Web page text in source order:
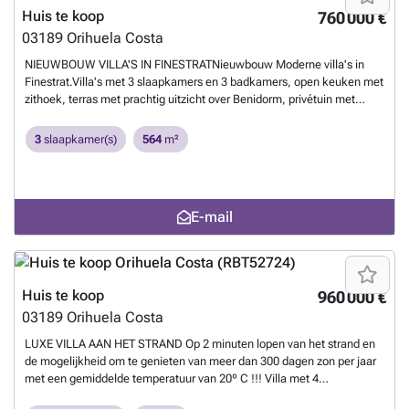
760 000 €
Huis te koop
03189 Orihuela Costa
NIEUWBOUW VILLA'S IN FINESTRATNieuwbouw Moderne villa's in
Finestrat.Villa's met 3 slaapkamers en 3 badkamers, open keuken met
zithoek, terras met prachtig uitzicht over Benidorm, privétuin met
beloopbare ruimte met binnen- en buitenpaden die onafhankelijke
toegang bieden tot elke verdieping. Dit ontwerp biedt verschillende
hoofdingang van de villa ligt aan de onderkant van het perceel, met
voldoende parkeergelegenheid voor twee voertuigen. Een waterpartij
met loungestoelen leidt je naar de begane grond, die wordt
gekenmerkt door brede muren versierd met metselwerk. Vanuit de
woonkamer loopt een terras naadloos door, mogelijk gemaakt door
een groot openslaand raam. Houten luiken op gemetselde muren
zorgen voor een gedeeltelijk overdekte buitenruimte voor extra
comfort.Het zwembad, met aquamarijne tinten en een bekleding van
gresiet, grenst aan een bestrating van antislip porseleinen tegels met
een houtachtig uiterlijk. Deze ruimte bevat ook een barbecueplaats
die kan worden aangepast aan de behoeften van de gebruiker, met
3 slaapkamer(s) 564m²
E-mail
960 000 €
Huis te koop
03189 Orihuela Costa
LUXE VILLA AAN HET STRAND Op 2 minuten lopen van het strand en
de mogelijkheid om te genieten van meer dan 300 dagen zon per jaar
met een gemiddelde temperatuur van 20º C !!! Villa met 4